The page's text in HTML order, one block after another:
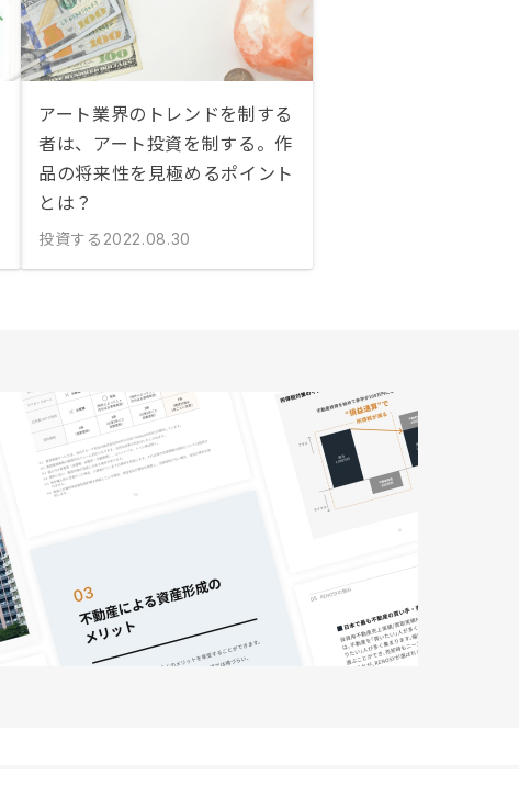
アート業界のトレンドを制する
者は、アート投資を制する。作
品の将来性を見極めるポイント
とは？
投資する 2022.08.30